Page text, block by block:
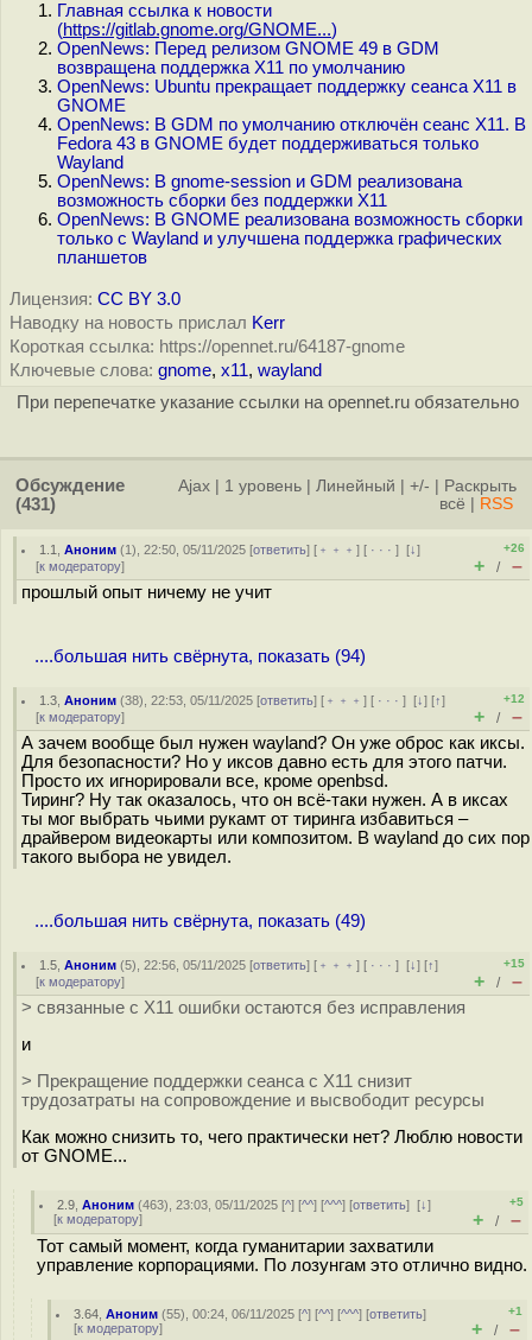
Главная ссылка к новости
(https://gitlab.gnome.org/GNOME...)
OpenNews: Перед релизом GNOME 49 в GDM
возвращена поддержка X11 по умолчанию
OpenNews: Ubuntu прекращает поддержку сеанса X11 в
GNOME
OpenNews: В GDM по умолчанию отключён сеанс X11. В
Fedora 43 в GNOME будет поддерживаться только
Wayland
OpenNews: В gnome-session и GDM реализована
возможность сборки без поддержки X11
OpenNews: В GNOME реализована возможность сборки
только с Wayland и улучшена поддержка графических
планшетов
Лицензия: CC BY 3.0
Наводку на новость прислал Kerr
Короткая ссылка: https://opennet.ru/64187-gnome
Ключевые слова: gnome, x11, wayland
При перепечатке указание ссылки на opennet.ru обязательно
Обсуждение
(431)
Ajax 1 уровень Линейный +/-
Раскрыть
всё
RSS
1.1 ,Аноним (1), 22:50, 05/11/2025 [ответить] [ ﹢﹢﹢] [ · · ·][↓]
[к модератору]
+26
+ / –
прошлый опыт ничему не учит
....большая нить свёрнута, показать (94)
1.3 ,Аноним (38), 22:53, 05/11/2025 [ответить] [ ﹢﹢﹢] [ · · ·][↓] [↑]
[к модератору]
+12
+ / –
А зачем вообще был нужен wayland? Он уже оброс как иксы.
Для безопасности? Но у иксов давно есть для этого патчи.
Просто их игнорировали все, кроме openbsd.
Тиринг? Ну так оказалось, что он всё-таки нужен. А в иксах
ты мог выбрать чьими рукамт от тиринга избавиться –
драйвером видеокарты или композитом. В wayland до сих пор
такого выбора не увидел.
....большая нить свёрнута, показать (49)
1.5 ,Аноним (5), 22:56, 05/11/2025 [ответить] [ ﹢﹢﹢] [ · · ·][↓] [↑]
[к модератору]
+15
+ / –
> связанные с X11 ошибки остаются без исправления
и
> Прекращение поддержки сеанса с X11 снизит
трудозатраты на сопровождение и высвободит ресурсы
Как можно снизить то, чего практически нет? Люблю новости
от GNOME...
2.9 ,Аноним (463), 23:03, 05/11/2025 [^] [^^] [^^^] [ответить][↓]
[к модератору]
+5
+ / –
Тот самый момент, когда гуманитарии захватили
управление корпорациями. По лозунгам это отлично видно.
3.64 ,Аноним (55), 00:24, 06/11/2025 [^] [^^] [^^^] [ответить]
[к модератору]
+1
+ / –